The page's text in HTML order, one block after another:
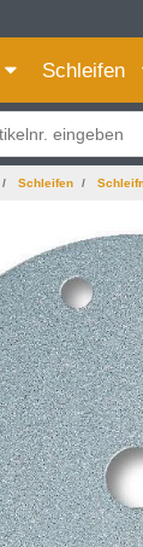
Schleifen
Schleifen